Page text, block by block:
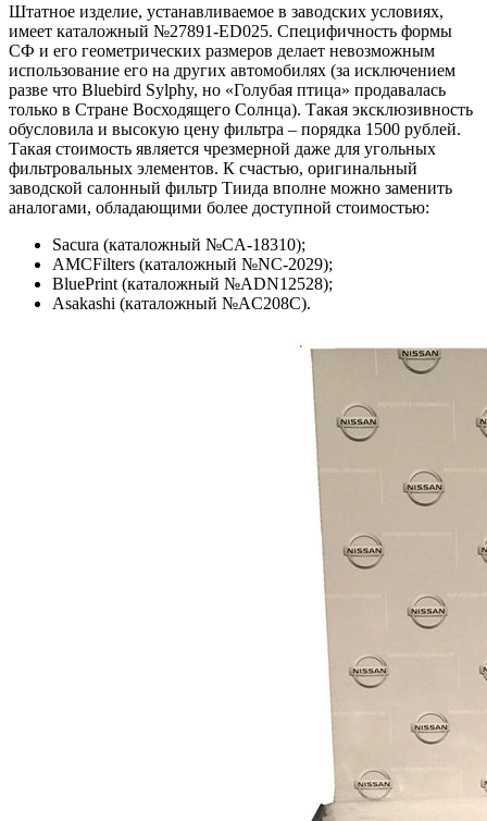
Штатное изделие, устанавливаемое в заводских условиях,
имеет каталожный №27891-ED025. Специфичность формы
СФ и его геометрических размеров делает невозможным
использование его на других автомобилях (за исключением
разве что Bluebird Sylphy, но «Голубая птица» продавалась
только в Стране Восходящего Солнца). Такая эксклюзивность
обусловила и высокую цену фильтра – порядка 1500 рублей.
Такая стоимость является чрезмерной даже для угольных
фильтровальных элементов. К счастью, оригинальный
заводской салонный фильтр Тиида вполне можно заменить
аналогами, обладающими более доступной стоимостью:
Sacura (каталожный №CA-18310);
AMCFilters (каталожный №NC-2029);
BluePrint (каталожный №ADN12528);
Asakashi (каталожный №AC208C).